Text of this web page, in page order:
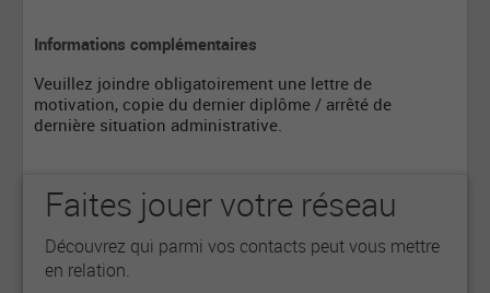
Informations complémentaires
Veuillez joindre obligatoirement une lettre de
motivation, copie du dernier diplôme / arrêté de
dernière situation administrative.
Faites jouer votre réseau
Découvrez qui parmi vos contacts peut vous mettre
en relation.